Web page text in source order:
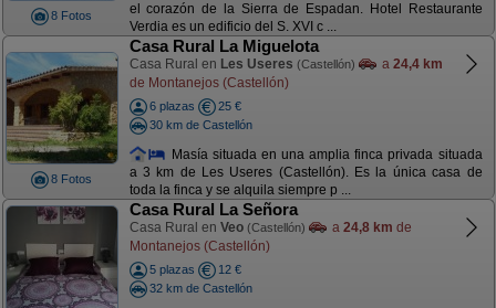
8 Fotos
el corazón de la Sierra de Espadan. Hotel Restaurante
Verdia es un edificio del S. XVI c ...
8 Fotos
Casa Rural La Miguelota
Casa Rural en Les Useres (Castellón) a 24,4 km
de Montanejos (Castellón)
6 plazas
25 €
30 km de Castellón
Masía situada en una amplia finca privada situada
a 3 km de Les Useres (Castellón). Es la única casa de
toda la finca y se alquila siempre p ...
Casa Rural La Señora
Casa Rural en Veo (Castellón) a 24,8 km de
Montanejos (Castellón)
5 plazas
12 €
32 km de Castellón